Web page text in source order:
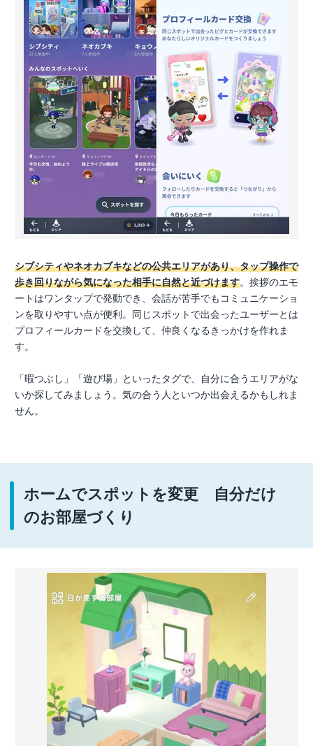
シブシティやネオカブキなどの公共エリアがあり、タップ操作で
歩き回りながら気になった相手に自然と近づけます。挨拶のエモ
ートはワンタップで発動でき、会話が苦手でもコミュニケーショ
ンを取りやすい点が便利。同じスポットで出会ったユーザーとは
プロフィールカードを交換して、仲良くなるきっかけを作れま
す。
「暇つぶし」「遊び場」といったタグで、自分に合うエリアがな
いか探してみましょう。気の合う人といつか出会えるかもしれま
せん。
ホームでスポットを変更 自分だけ
のお部屋づくり